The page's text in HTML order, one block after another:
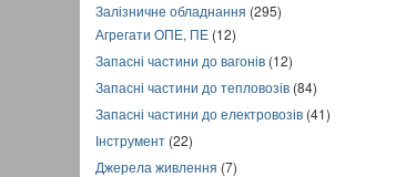
Залізничне обладнання (295)
Агрегати ОПЕ, ПЕ (12)
Запасні частини до вагонів (12)
Запасні частини до тепловозів (84)
Запасні частини до електровозів (41)
Інструмент (22)
Джерела живлення (7)